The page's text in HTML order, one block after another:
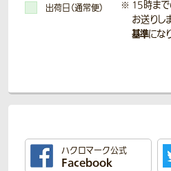
出荷日（通常便）
15時ま
お送りし
基準にな
ハクロマーク公式
Facebook